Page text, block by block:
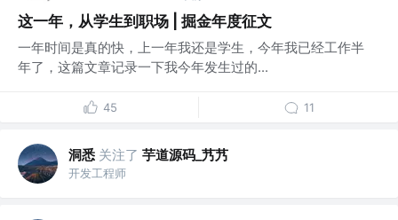
这一年，从学生到职场 | 掘金年度征文
一年时间是真的快，上一年我还是学生，今年我已经工作半
年了，这篇文章记录一下我今年发生过的...
45 11
洞悉 关注了 芋道源码_艿艿
开发工程师